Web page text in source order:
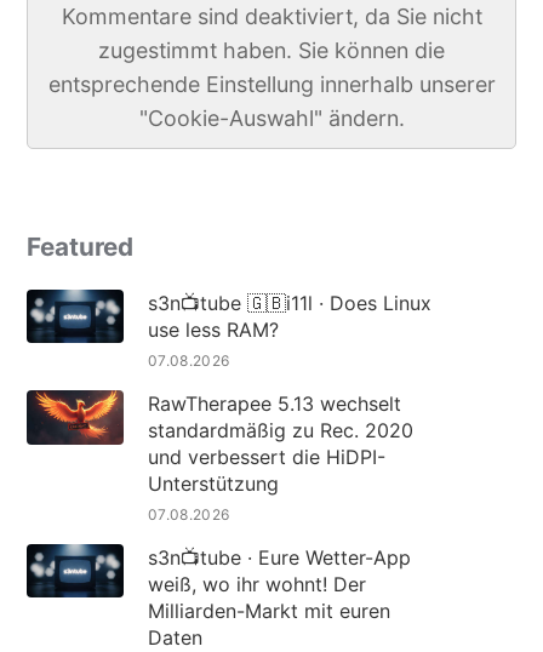
Kommentare sind deaktiviert, da Sie nicht
zugestimmt haben. Sie können die
entsprechende Einstellung innerhalb unserer
"Cookie-Auswahl" ändern.
Featured
s3n📺tube 🇬🇧i11l · Does Linux
use less RAM?
07.08.2026
RawTherapee 5.13 wechselt
standardmäßig zu Rec. 2020
und verbessert die HiDPI-
Unterstützung
07.08.2026
s3n📺tube · Eure Wetter-App
weiß, wo ihr wohnt! Der
Milliarden-Markt mit euren
Daten